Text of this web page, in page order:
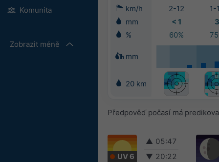
Komunita
Zobrazit méně
km/h 2-12 1-
mm
< 1 3
%
60%
mm
20 km
Předpověď počasí má
UV 6
▲ 05:47
▼ 20:22